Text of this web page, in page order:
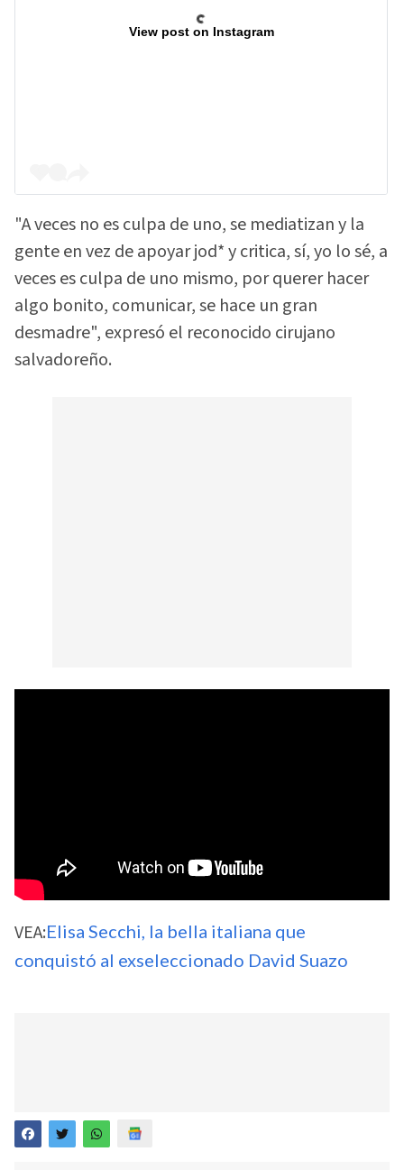
View post on Instagram
"A veces no es culpa de uno, se mediatizan y la
gente en vez de apoyar jod* y critica, sí, yo lo sé, a
veces es culpa de uno mismo, por querer hacer
algo bonito, comunicar, se hace un gran
desmadre", expresó el reconocido cirujano
salvadoreño.
VEA:Elisa Secchi, la bella italiana que
conquistó al exseleccionado David Suazo